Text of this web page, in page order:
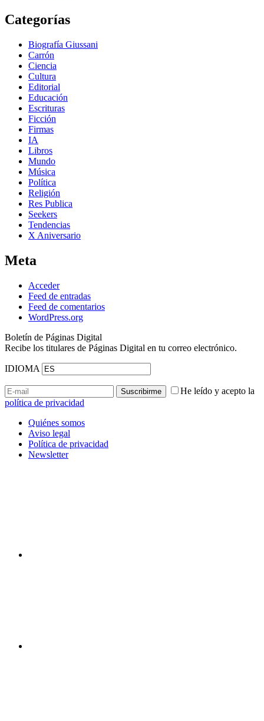
Categorías
Biografía Giussani
Carrón
Ciencia
Cultura
Editorial
Educación
Escrituras
Ficción
Firmas
IA
Libros
Mundo
Música
Política
Religión
Res Publica
Seekers
Tendencias
X Aniversario
Meta
Acceder
Feed de entradas
Feed de comentarios
WordPress.org
Boletín de Páginas Digital
Recibe los titulares de Páginas Digital en tu correo electrónico.
IDIOMA
He leído y acepto la
política de privacidad
Quiénes somos
Aviso legal
Política de privacidad
Newsletter